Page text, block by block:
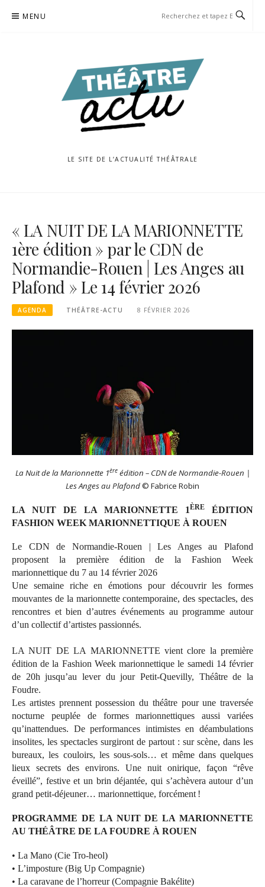
MENU
LE SITE DE L’ACTUALITÉ THÉÂTRALE
« LA NUIT DE LA MARIONNETTE
1ère édition » par le CDN de
Normandie-Rouen | Les Anges au
Plafond » Le 14 février 2026
AGENDA THÉÂTRE-ACTU 8 FÉVRIER 2026
La Nuit de la Marionnette 1èreédition – CDN de Normandie-Rouen |
Les Anges au Plafond© Fabrice Robin
LA NUIT DE LA MARIONNETTE 1ÈRE
ÉDITION
FASHION WEEK MARIONNETTIQUE À ROUEN
Le CDN de Normandie-Rouen | Les Anges au Plafond
proposent la première édition de la Fashion Week
marionnettique du 7 au 14 février 2026
Une semaine riche en émotions pour découvrir les formes
mouvantes de la marionnette contemporaine, des spectacles, des
rencontres et bien d’autres événements au programme autour
d’un collectif d’artistes passionnés.
LA NUIT DE LA MARIONNETTE vient clore la première
édition de la Fashion Week marionnettique le samedi 14 février
de 20h jusqu’au lever du jour Petit-Quevilly, Théâtre de la
Foudre.
Les artistes prennent possession du théâtre pour une traversée
nocturne peuplée de formes marionnettiques aussi variées
qu’inattendues. De performances intimistes en déambulations
insolites, les spectacles surgiront de partout : sur scène, dans les
bureaux, les couloirs, les sous-sols… et même dans quelques
lieux secrets des environs. Une nuit onirique, façon “rêve
éveillé”, festive et un brin déjantée, qui s’achèvera autour d’un
grand petit-déjeuner… marionnettique, forcément !
PROGRAMME DE LA NUIT DE LA MARIONNETTE
AU THÉÂTRE DE LA FOUDRE À ROUEN
• La Mano (Cie Tro-heol)
• L’imposture (Big Up Compagnie)
• La caravane de l’horreur (Compagnie Bakélite)